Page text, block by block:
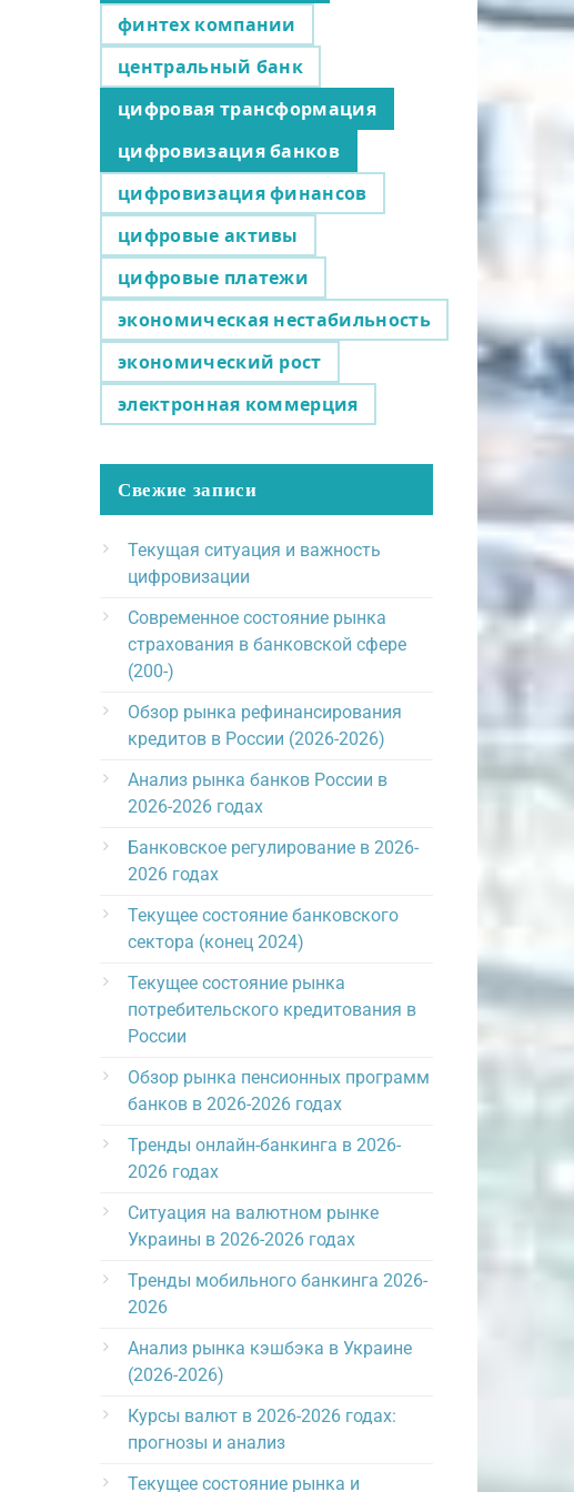
финтех компании
центральный банк
цифровая трансформация
цифровизация банков
цифровизация финансов
цифровые активы
цифровые платежи
экономическая нестабильность
экономический рост
электронная коммерция
Свежие записи
Текущая ситуация и важность
цифровизации
Современное состояние рынка
страхования в банковской сфере
(200-)
Обзор рынка рефинансирования
кредитов в России (2026-2026)
Анализ рынка банков России в
2026-2026 годах
Банковское регулирование в 2026-
2026 годах
Текущее состояние банковского
сектора (конец 2024)
Текущее состояние рынка
потребительского кредитования в
России
Обзор рынка пенсионных программ
банков в 2026-2026 годах
Тренды онлайн-банкинга в 2026-
2026 годах
Ситуация на валютном рынке
Украины в 2026-2026 годах
Тренды мобильного банкинга 2026-
2026
Анализ рынка кэшбэка в Украине
(2026-2026)
Курсы валют в 2026-2026 годах:
прогнозы и анализ
Текущее состояние рынка и